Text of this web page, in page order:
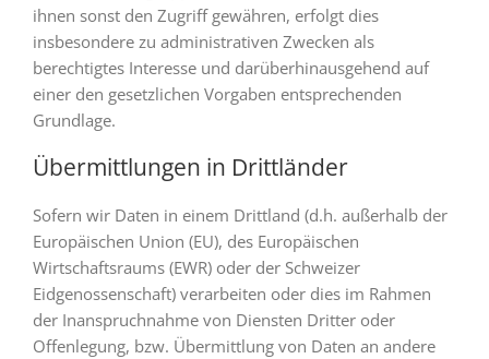
ihnen sonst den Zugriff gewähren, erfolgt dies
insbesondere zu administrativen Zwecken als
berechtigtes Interesse und darüberhinausgehend auf
einer den gesetzlichen Vorgaben entsprechenden
Grundlage.
Übermittlungen in Drittländer
Sofern wir Daten in einem Drittland (d.h. außerhalb der
Europäischen Union (EU), des Europäischen
Wirtschaftsraums (EWR) oder der Schweizer
Eidgenossenschaft) verarbeiten oder dies im Rahmen
der Inanspruchnahme von Diensten Dritter oder
Offenlegung, bzw. Übermittlung von Daten an andere